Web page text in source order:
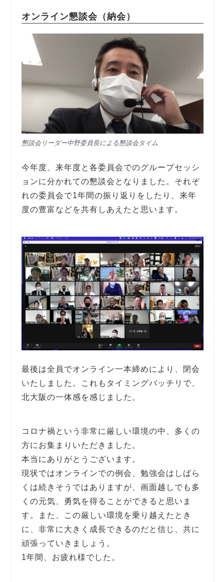
オンライン懇談会（納会）
懇談会リーダー中野委員長による懇談会タイム
今年度、来年度と各委員会でのグループセッシ
ョンに分かれての懇談会となりました。それぞ
れの委員会で1年間の振り返りをしたり、来年
度の豊富などを共有しあえたと思います。
最後は全員でオンライン一本締めにより、閉会
いたしました。これもタイミングバッチリで、
北大阪の一体感を感じました。
コロナ禍という非常に厳しい環境の中、多くの
方にお集まりいただきました。
本当にありがとうございます。
現状ではオンラインでの例会、勉強会はしばら
くは続きそうではありますが、画面越しでも多
くの元気、勇気を得ることができると思いま
す。また、この厳しい環境を乗り越えたとき
に、非常に大きく成長できるのだと信じ、共に
頑張っていきましょう。
1年間、お疲れ様でした。